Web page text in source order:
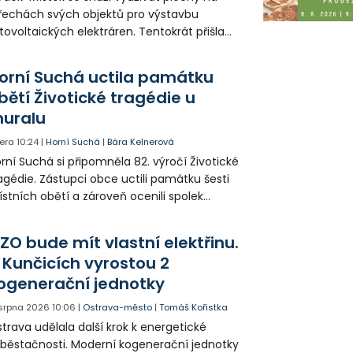
svých objektů pro výstavbu
elektráren. Tentokrát přišla
Suchá uctila památku
Životické tragédie u
10:24 |Horní Suchá |Bára Kelnerová
Suchá si připomněla 82. výročí Životické
Zástupci obce uctili památku šesti
obětí a zároveň ocenili spolek
bude mít vlastní elektřinu.
Kunčicích vyrostou 2
jednotky
2026 10:06 | Ostrava-město |Tomáš Kořistka
udělala další krok k energetické
Moderní kogenerační jednotky